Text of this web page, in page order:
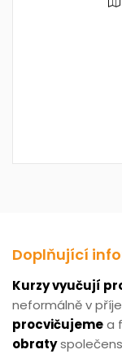
Doplňující
Kurzy vyučují
neformálně v
procvičujemea
obraty